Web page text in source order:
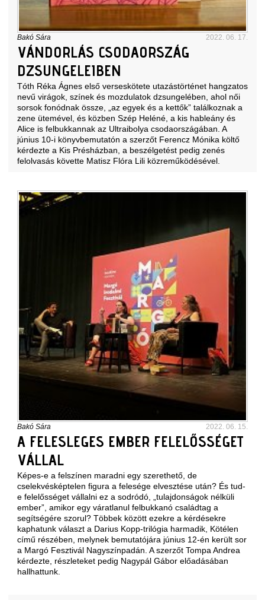
Bakó Sára 2022. 06. 17.
VÁNDORLÁS CSODAORSZÁG
DZSUNGELEIBEN
Tóth Réka Ágnes első verseskötete utazástörténet hangzatos
nevű virágok, színek és mozdulatok dzsungelében, ahol női
sorsok fonódnak össze, „az egyek és a kettők” találkoznak a
zene ütemével, és közben Szép Heléné, a kis hableány és
Alice is felbukkannak az Ultraibolya csodaországában. A
június 10-i könyvbemutatón a szerzőt Ferencz Mónika költő
kérdezte a Kis Présházban, a beszélgetést pedig zenés
felolvasás követte Matisz Flóra Lili közreműködésével.
Bakó Sára 2022. 06. 15.
A FELESLEGES EMBER FELELŐSSÉGET
VÁLLAL
Képes-e a felszínen maradni egy szerethető, de
cselekvésképtelen figura a felesége elvesztése után? És tud-
e felelősséget vállalni ez a sodródó, „tulajdonságok nélküli
ember”, amikor egy váratlanul felbukkanó családtag a
segítségére szorul? Többek között ezekre a kérdésekre
kaphatunk választ a Darius Kopp-trilógia harmadik, Kötélen
című részében, melynek bemutatójára június 12-én került sor
a Margó Fesztivál Nagyszínpadán. A szerzőt Tompa Andrea
kérdezte, részleteket pedig Nagypál Gábor előadásában
hallhattunk.